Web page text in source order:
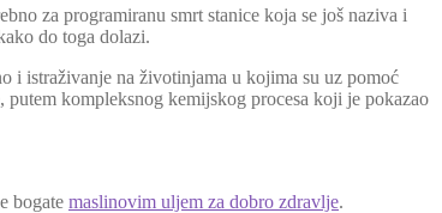
za programiranu smrt stanice koja se još naziva i
do toga dolazi.
i istraživanje na životinjama u kojima su uz pomoć
kompleksnog kemijskog procesa koji je pokazao
bogate maslinovim uljem za dobro zdravlje.